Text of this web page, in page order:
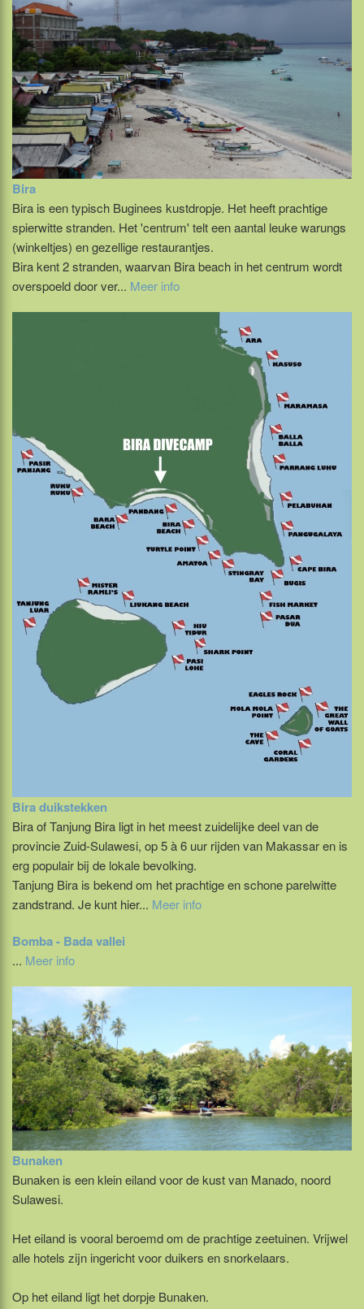
Bira
Bira is een typisch Buginees kustdropje. Het heeft prachtige
spierwitte stranden. Het 'centrum' telt een aantal leuke warungs
(winkeltjes) en gezellige restaurantjes.
Bira kent 2 stranden, waarvan Bira beach in het centrum wordt
overspoeld door ver... Meer info
Bira duikstekken
Bira of Tanjung Bira ligt in het meest zuidelijke deel van de
provincie Zuid-Sulawesi, op 5 à 6 uur rijden van Makassar en is
erg populair bij de lokale bevolking.
Tanjung Bira is bekend om het prachtige en schone parelwitte
zandstrand. Je kunt hier... Meer info
Bomba - Bada vallei
... Meer info
Bunaken
Bunaken is een klein eiland voor de kust van Manado, noord
Sulawesi.
Het eiland is vooral beroemd om de prachtige zeetuinen. Vrijwel
alle hotels zijn ingericht voor duikers en snorkelaars.
Op het eiland ligt het dorpje Bunaken.